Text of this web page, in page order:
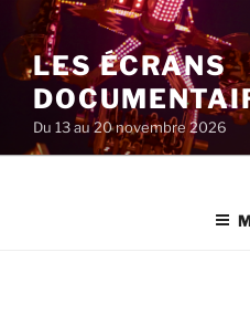
au
contenu
principal
LES ÉCRANS
Du 13 au 20 novembre 2026